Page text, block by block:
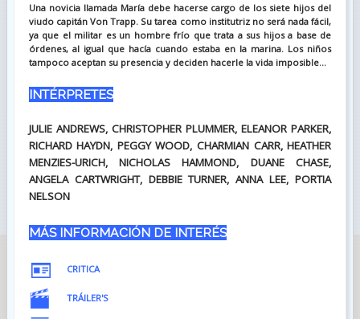
Una novicia llamada María debe hacerse cargo de los siete hijos del
viudo capitán Von Trapp. Su tarea como institutriz no será nada fácil,
ya que el militar es un hombre frío que trata a sus hijos a base de
órdenes, al igual que hacía cuando estaba en la marina. Los niños
tampoco aceptan su presencia y deciden hacerle la vida imposible...
INTÉRPRETES
JULIE ANDREWS, CHRISTOPHER PLUMMER, ELEANOR PARKER,
RICHARD HAYDN, PEGGY WOOD, CHARMIAN CARR, HEATHER
MENZIES-URICH, NICHOLAS HAMMOND, DUANE CHASE,
ANGELA CARTWRIGHT, DEBBIE TURNER, ANNA LEE, PORTIA
NELSON
MÁS INFORMACIÓN DE INTERÉS
CRITICA
TRÁILER'S